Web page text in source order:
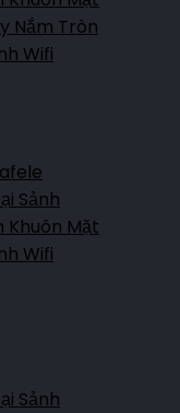
Nắm Tròn
Wifi
Sảnh
Khuôn Mặt
Wifi
Sảnh